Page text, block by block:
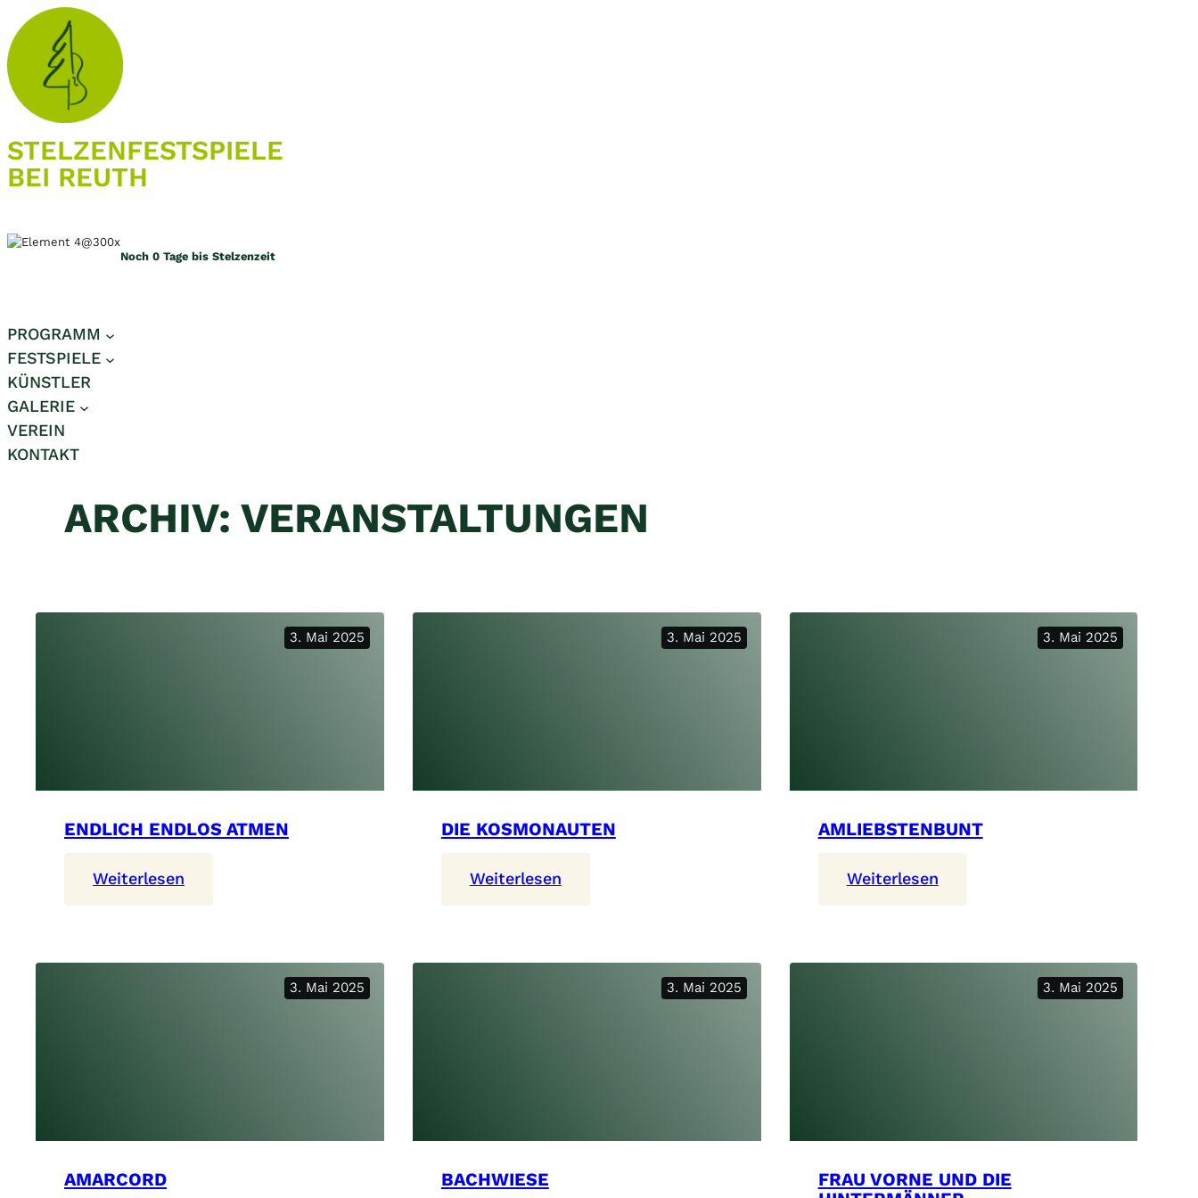
Zum
Inhalt
springen
STELZEN­FESTSPIELE
BEI REUTH
Noch 0 Tage bis Stelzenzeit
PROGRAMM
FESTSPIELE
KÜNSTLER
GALERIE
VEREIN
KONTAKT
ARCHIV: VERANSTALTUNGEN
3. Mai 2025
ENDLICH ENDLOS ATMEN
Weiterlesen
3. Mai 2025
DIE KOSMONAUTEN
Weiterlesen:
3. Mai 2025
AMLIEBSTENBUNT
Weiterlesen:
3. Mai 2025
AMARCORD
3. Mai 2025
BACHWIESE
3. Mai 2025
FRAU VORNE UND DIE